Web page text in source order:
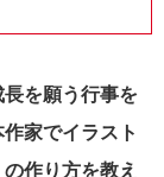
を願う行事を
家でイラスト
作り方を教え